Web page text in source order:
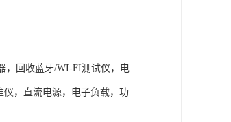
，回收蓝牙/WI-FI测试仪，电
仪，直流电源，电子负载，功